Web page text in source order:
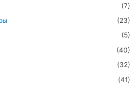
(7)
(23)
(5)
(40)
(32)
(41)